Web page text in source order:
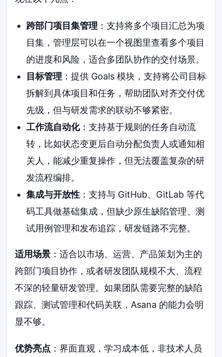
跨部门项目集管理 ：支持将多个项目汇总为项
目集，管理层可以在一个视图里查看多个项目
的进度和风险，适合多团队协作的交付场景。
目标管理 ：提供 Goals 模块，支持将公司目标
拆解到具体项目和任务，帮助团队对齐交付优
先级，但与研发需求的联动不够紧密。
工作流自动化：支持基于规则的任务自动流
转，比如状态变更后自动分配负责人或通知相
关人，能减少重复操作，但无法覆盖复杂的研
发流程编排。
集成与开放性：支持与 GitHub、GitLab 等代
码工具做基础集成，但缺少原生缺陷管理、测
试用例管理和发布追踪，研发链路不完整。
适用场景 ：适合以市场、运营、产品策划为主的
跨部门项目协作，或者研发团队规模不大、流程
不深的轻量研发管理。如果团队需要完整的缺陷
跟踪、测试管理和代码关联，Asana 的能力会明
显不够。
优势亮点 ：界面直观，学习成本低，非技术人员